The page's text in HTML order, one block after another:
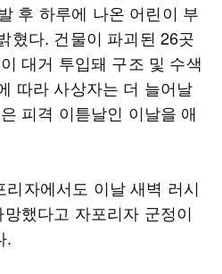
후 하루에 나온 어린이 부
혔다. 건물이 파괴된 26곳
대거 투입돼 구조 및 수색
따라 사상자는 더 늘어날
피격 이튿날인 이날을 애
자에서도 이날 새벽 러시
했다고 자포리자 군정이
.